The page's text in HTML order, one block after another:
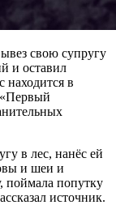
свою супругу
и оставил
в
в лес, нанёс ей
и шеи и
поймала попутку
источник.